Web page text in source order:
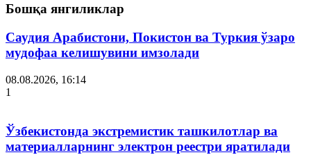
Бошқа янгиликлар
Саудия Арабистони, Покистон ва Туркия ўзаро
мудофаа келишувини имзолади
08.08.2026, 16:14
1
Ўзбекистонда экстремистик ташкилотлар ва
материалларнинг электрон реестри яратилади